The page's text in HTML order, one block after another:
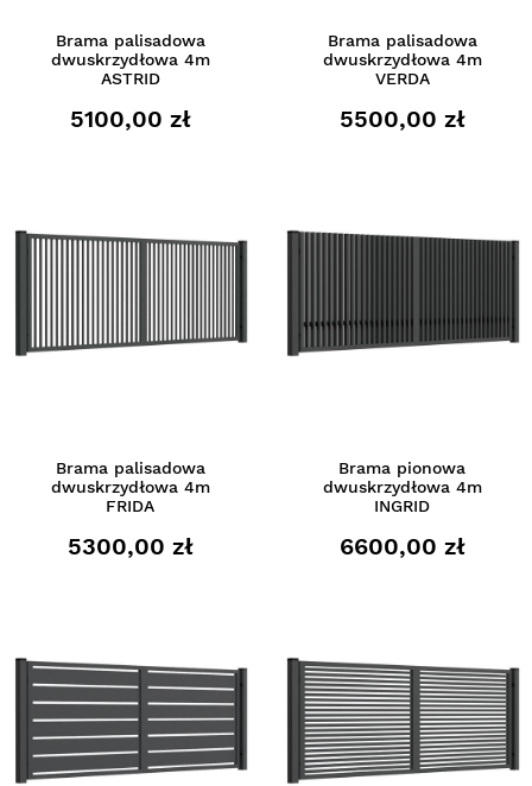
Brama palisadowa
dwuskrzydłowa 4m
ASTRID
5100,00 zł
Brama palisadowa
dwuskrzydłowa 4m
VERDA
5500,00 zł
Brama palisadowa
dwuskrzydłowa 4m
FRIDA
5300,00 zł
Brama pionowa
dwuskrzydłowa 4m
INGRID
6600,00 zł